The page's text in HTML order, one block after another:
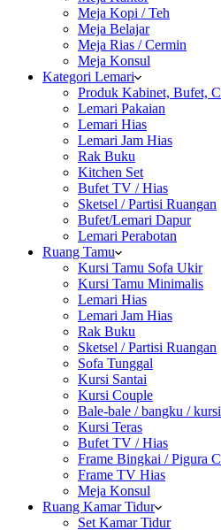
Meja Kopi / Teh
Meja Belajar
Meja Rias / Cermin
Meja Konsul
Kategori Lemari
Produk Kabinet, Bufet,
Lemari Pakaian
Lemari Hias
Lemari Jam Hias
Rak Buku
Kitchen Set
Bufet TV / Hias
Sketsel / Partisi Ruangan
Bufet/Lemari Dapur
Lemari Perabotan
Ruang Tamu
Kursi Tamu Sofa Ukir
Kursi Tamu Minimalis
Lemari Hias
Lemari Jam Hias
Rak Buku
Sketsel / Partisi Ruangan
Sofa Tunggal
Kursi Santai
Kursi Couple
Bale-bale / bangku /
Kursi Teras
Bufet TV / Hias
Frame Bingkai / Pigura
Frame TV Hias
Meja Konsul
Ruang Kamar Tidur
Set Kamar Tidur